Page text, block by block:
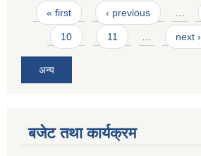
Pages
« first ‹ previous …
10 11 … next ›
अन्य
बजेट तथा कार्यक्रम